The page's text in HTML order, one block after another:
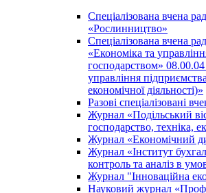
Спеціалізована вчена
«Рослинництво»
Спеціалізована вчена
«Економіка та
господарством»
управління
економічної діяльності)»
Разові спеціалізовані
Журнал «Подільський
господарство, техніка,
Журнал «Економічний
Журнал «Інститут
контроль та аналіз в
Журнал "Інноваційна
Науковий журнал